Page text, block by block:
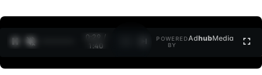
0:30 /
1:40
POWERED
BY
AdhubMedia